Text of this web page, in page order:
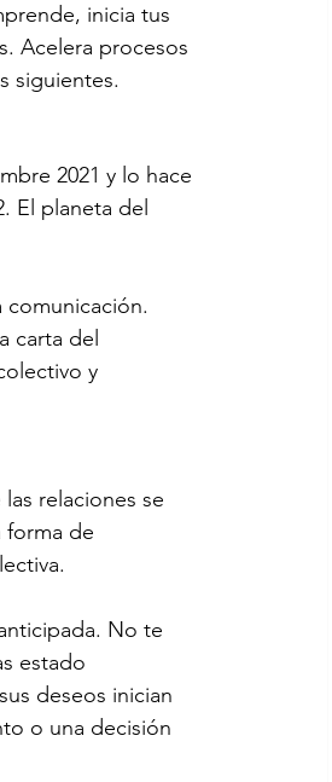
inicia tus
Acelera procesos
siguientes.
2021 y lo hace
El planeta del
carta del
y
relaciones se
forma de
No te
estado
deseos inician
o una decisión